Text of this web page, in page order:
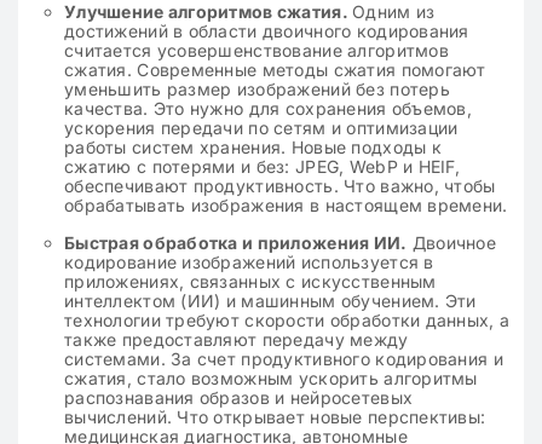
Улучшение алгоритмов сжатия. Одним из
достижений в области двоичного кодирования
считается усовершенствование алгоритмов
сжатия. Современные методы сжатия помогают
уменьшить размер изображений без потерь
качества. Это нужно для сохранения объемов,
ускорения передачи по сетям и оптимизации
работы систем хранения. Новые подходы к
сжатию с потерями и без: JPEG, WebP и HEIF,
обеспечивают продуктивность. Что важно, чтобы
обрабатывать изображения в настоящем времени.
Быстрая обработка и приложения ИИ. Двоичное
кодирование изображений используется в
приложениях, связанных с искусственным
интеллектом (ИИ) и машинным обучением. Эти
технологии требуют скорости обработки данных, а
также предоставляют передачу между
системами. За счет продуктивного кодирования и
сжатия, стало возможным ускорить алгоритмы
распознавания образов и нейросетевых
вычислений. Что открывает новые перспективы:
медицинская диагностика, автономные